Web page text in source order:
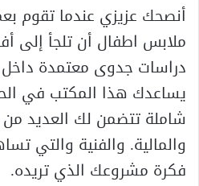
أنصحك عزيزي عندما تقوم
ملابس اطفال أن تلجأ إلى
دراسات جدوى معتمدة داخل
يساعدك هذا المكتب في
شاملة تتضمن لك العديد من
والمالية. والفنية والتي
فكرة مشروعك الذي تريده.